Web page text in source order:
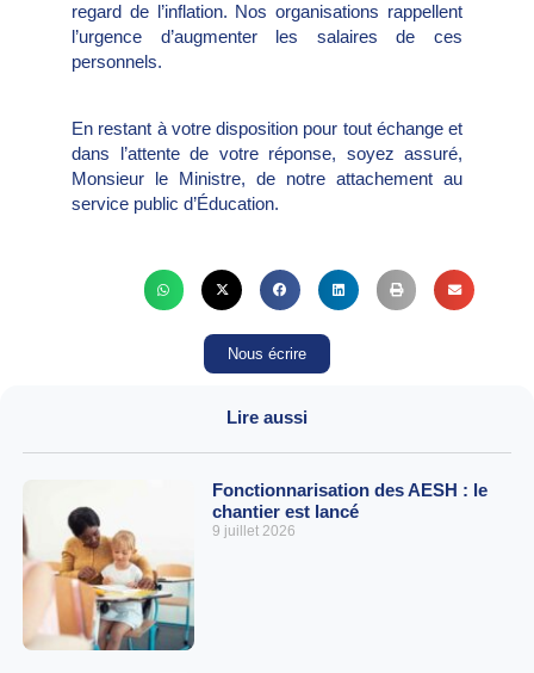
regard de l’inflation. Nos organisations rappellent
l’urgence d’augmenter les salaires de ces
personnels.
En restant à votre disposition pour tout échange et
dans l’attente de votre réponse, soyez assuré,
Monsieur le Ministre, de notre attachement au
service public d’Éducation.
Nous écrire
Lire aussi
Fonctionnarisation des AESH : le
chantier est lancé
9 juillet 2026